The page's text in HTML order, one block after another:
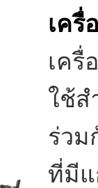
เครื่
เครื่
ใช้ส
ร่วม
ที่มีแ